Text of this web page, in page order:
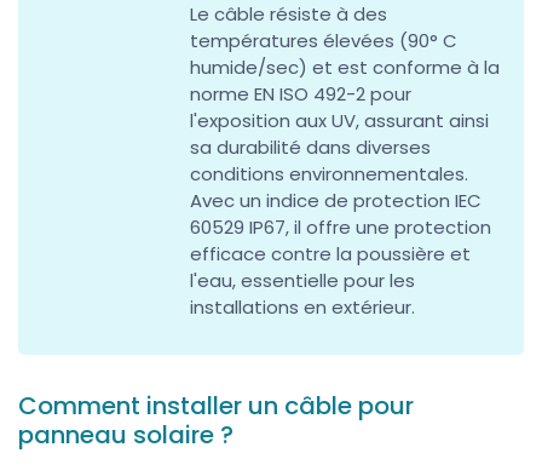
Le câble résiste à des
températures élevées (90° C
humide/sec) et est conforme à la
norme EN ISO 492-2 pour
l'exposition aux UV, assurant ainsi
sa durabilité dans diverses
conditions environnementales.
Avec un indice de protection IEC
60529 IP67, il offre une protection
efficace contre la poussière et
l'eau, essentielle pour les
installations en extérieur.
Comment installer un câble pour
panneau solaire ?